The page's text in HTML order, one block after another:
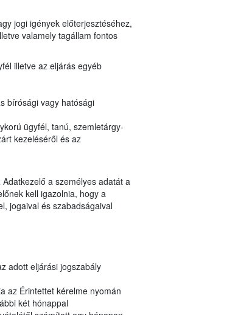
jogi igények előterjesztéséhez,
valamely tagállam fontos
illetve az eljárás egyéb
bírósági vagy hatósági
ügyfél, tanú, szemletárgy-
kezeléséről és az
a személyes adatát a
kell igazolnia, hogy a
jogaival és szabadságaival
adott eljárási jogszabály
az Érintettet kérelme nyomán
két hónappal